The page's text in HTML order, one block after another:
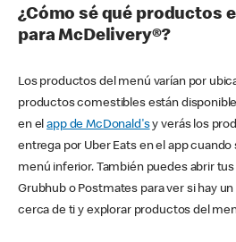
¿Cómo sé qué productos
para McDelivery®?
Los productos del menú varían por
productos comestibles están
en elapp de McDonald'sy verás los
entrega por Uber Eats en el app cuando
menú inferior. También puedes abrir
Grubhub o Postmates para ver si hay
cerca de ti y explorar productos del